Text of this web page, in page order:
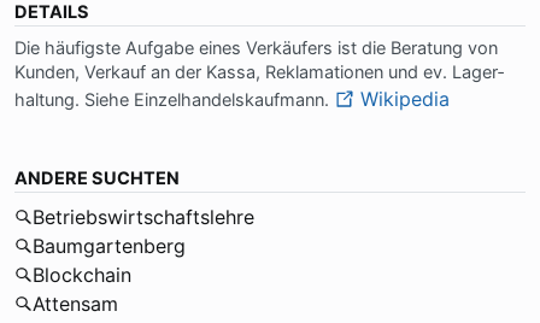
DETAILS
Die häu­fig­ste Auf­ga­be ei­nes Ver­käu­fers ist die Be­ra­tung von
Kun­den, Ver­kauf an der Kas­sa, Re­kla­ma­tio­nen und ev. La­ger­
hal­tung. Sie­he Ein­zel­han­dels­kauf­mann.
Wikipedia
ANDERE SUCHTEN
Betriebswirtschaftslehre
Baumgartenberg
Blockchain
Attensam